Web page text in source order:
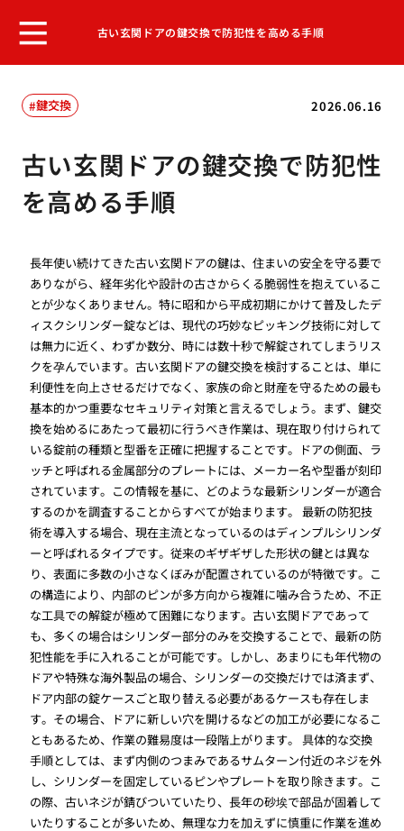
古い玄関ドアの鍵交換で防犯性を高める手順
2026.06.16
鍵交換
古い玄関ドアの鍵交換で防犯性
を高める手順
長年使い続けてきた古い玄関ドアの鍵は、住まいの安全を守る要で
ありながら、経年劣化や設計の古さからくる脆弱性を抱えているこ
とが少なくありません。特に昭和から平成初期にかけて普及したデ
ィスクシリンダー錠などは、現代の巧妙なピッキング技術に対して
は無力に近く、わずか数分、時には数十秒で解錠されてしまうリス
クを孕んでいます。古い玄関ドアの鍵交換を検討することは、単に
利便性を向上させるだけでなく、家族の命と財産を守るための最も
基本的かつ重要なセキュリティ対策と言えるでしょう。まず、鍵交
換を始めるにあたって最初に行うべき作業は、現在取り付けられて
いる錠前の種類と型番を正確に把握することです。ドアの側面、ラ
ッチと呼ばれる金属部分のプレートには、メーカー名や型番が刻印
されています。この情報を基に、どのような最新シリンダーが適合
するのかを調査することからすべてが始まります。 最新の防犯技
術を導入する場合、現在主流となっているのはディンプルシリンダ
ーと呼ばれるタイプです。従来のギザギザした形状の鍵とは異な
り、表面に多数の小さなくぼみが配置されているのが特徴です。こ
の構造により、内部のピンが多方向から複雑に噛み合うため、不正
な工具での解錠が極めて困難になります。古い玄関ドアであって
も、多くの場合はシリンダー部分のみを交換することで、最新の防
犯性能を手に入れることが可能です。しかし、あまりにも年代物の
ドアや特殊な海外製品の場合、シリンダーの交換だけでは済まず、
ドア内部の錠ケースごと取り替える必要があるケースも存在しま
す。その場合、ドアに新しい穴を開けるなどの加工が必要になるこ
ともあるため、作業の難易度は一段階上がります。 具体的な交換
手順としては、まず内側のつまみであるサムターン付近のネジを外
し、シリンダーを固定しているピンやプレートを取り除きます。こ
の際、古いネジが錆びついていたり、長年の砂埃で部品が固着して
いたりすることが多いため、無理な力を加えずに慎重に作業を進め